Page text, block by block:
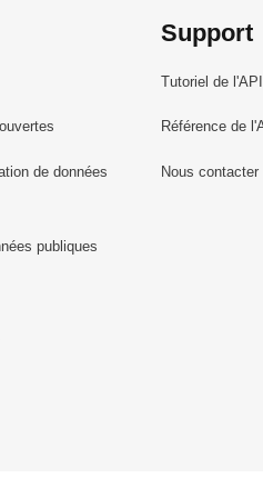
de données
publiques
Support
Tutoriel de l'API
Référence de
Nous contacter